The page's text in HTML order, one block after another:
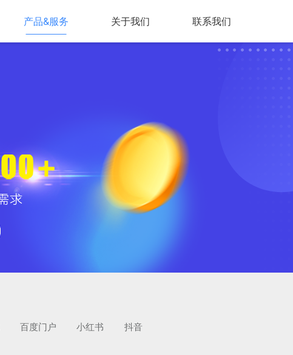
产品&服务 关于我们 联系我们
百度门户 小红书 抖音